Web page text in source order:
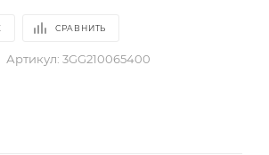
СРАВНИТЬ
Артикул: 3GG210065400